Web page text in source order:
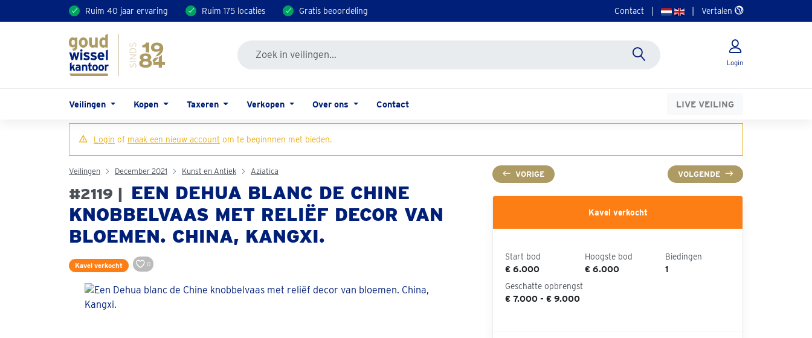
Ruim 40 jaar ervaring Ruim 175 locaties Gratis beoordeling Contact Vertalen
Login
Veilingen Kopen Taxeren Verkopen Over ons Contact LIVE VEILING
Login of maak een nieuw account om te beginnnen met bieden.
VORIGE VOLGENDE
Veilingen December 2021 Kunst en Antiek Aziatica
#2119 |
EEN DEHUA BLANC DE CHINE
KNOBBELVAAS MET RELIËF DECOR VAN
BLOEMEN. CHINA, KANGXI.
Kavel verkocht 0
Kavel verkocht
Start bod
€ 6.000
Hoogste bod
€ 6.000
Biedingen
1
Geschatte opbrengst
€ 7.000 - € 9.000